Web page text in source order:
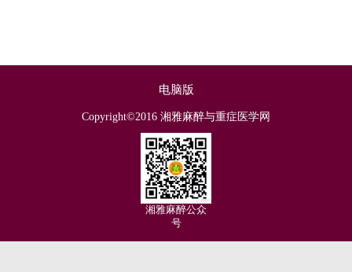
电脑版
Copyright©2016 湘雅麻醉与重症医学网
湘雅麻醉公众
号